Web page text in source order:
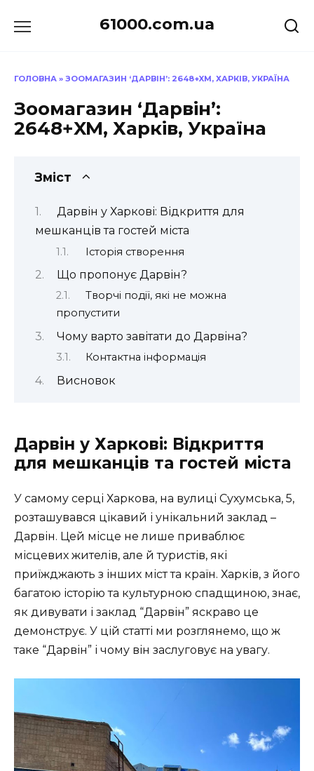
до
61000.com.ua
ГОЛОВНА » ЗООМАГАЗИН ‘ДАРВІН’: 2648+XM, ХАРКІВ, УКРАЇНА
Зоомагазин ‘Дарвін’:
2648+XM, Харків, Україна
Зміст
Дарвін у Харкові: Відкриття для
мешканців та гостей міста
Історія створення
Що пропонує Дарвін?
Творчі події, які не можна
пропустити
Чому варто завітати до Дарвіна?
Контактна інформація
Висновок
Дарвін у Харкові: Відкриття
для мешканців та гостей міста
У самому серці Харкова, на вулиці Сухумська, 5,
розташувався цікавий і унікальний заклад –
Дарвін. Цей місце не лише приваблює
місцевих жителів, але й туристів, які
приїжджають з інших міст та країн. Харків, з його
багатою історію та культурною спадщиною, знає,
як дивувати і заклад “Дарвін” яскраво це
демонструє. У цій статті ми розглянемо, що ж
таке “Дарвін” і чому він заслуговує на увагу.